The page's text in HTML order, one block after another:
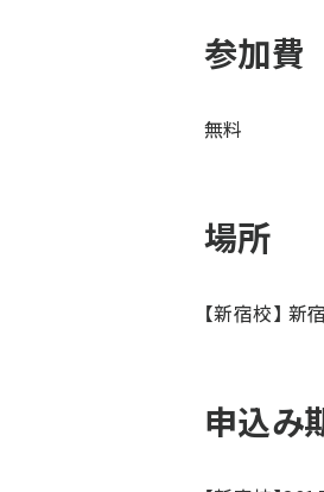
参加費
無料
場所
【新宿校】
申込み